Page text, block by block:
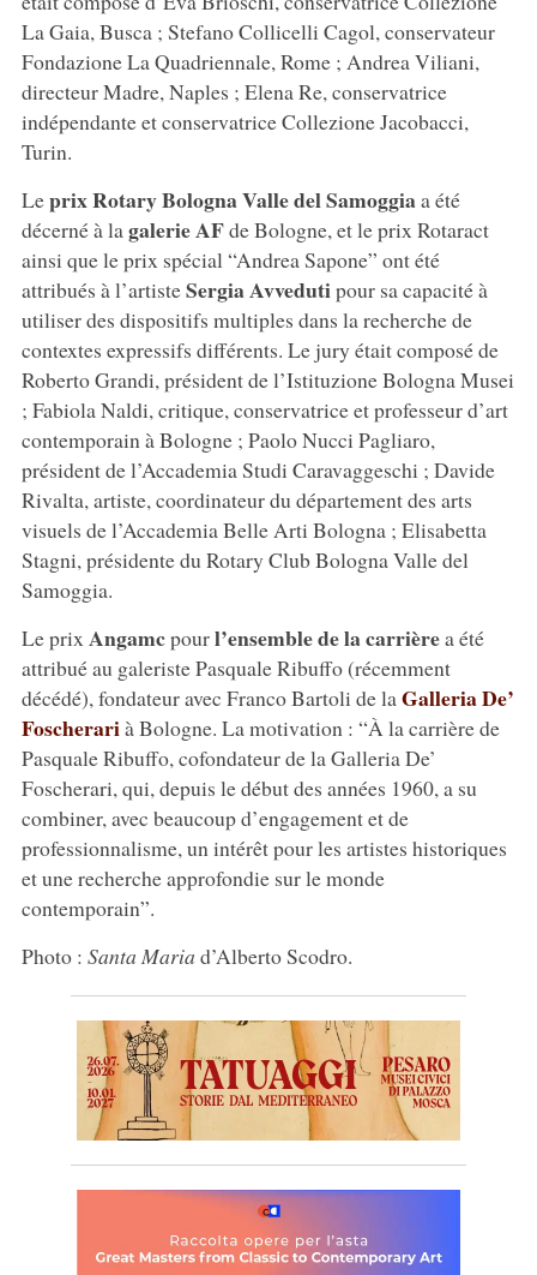
La Gaia, Busca ; Stefano Collicelli Cagol, conservateur
Fondazione La Quadriennale, Rome ; Andrea Viliani,
directeur Madre, Naples ; Elena Re, conservatrice
indépendante et conservatrice Collezione Jacobacci,
Turin.
Leprix Rotary Bologna Valle del Samoggiaa été
décerné à la galerie AFde Bologne, et le prix Rotaract
ainsi que le prix spécial “Andrea Sapone” ont été
attribués à l’artisteSergia Avvedutipour sa capacité à
utiliser des dispositifs multiples dans la recherche de
contextes expressifs différents. Le jury était composé de
Roberto Grandi, président de l’Istituzione Bologna Musei
; Fabiola Naldi, critique, conservatrice et professeur d’art
contemporain à Bologne ; Paolo Nucci Pagliaro,
président de l’Accademia Studi Caravaggeschi ; Davide
Rivalta, artiste, coordinateur du département des arts
visuels de l’Accademia Belle Arti Bologna ; Elisabetta
Stagni, présidente du Rotary Club Bologna Valle del
Samoggia.
Le prix Angamcpourl’ensemble de la carrièrea été
attribué au galeriste Pasquale Ribuffo (récemment
décédé), fondateur avec Franco Bartoli de la Galleria De’
Foscherarià Bologne. La motivation : “À la carrière de
Pasquale Ribuffo, cofondateur de la Galleria De’
Foscherari, qui, depuis le début des années 1960, a su
combiner, avec beaucoup d’engagement et de
professionnalisme, un intérêt pour les artistes historiques
et une recherche approfondie sur le monde
contemporain”.
Photo : Santa Maria d’Alberto Scodro.